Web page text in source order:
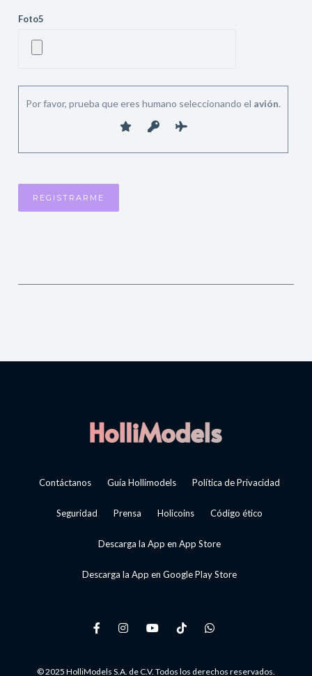
Foto5
Por favor, prueba que eres humano seleccionando el avión.
Contáctanos Guía Hollimodels Política de Privacidad
Seguridad Prensa Holicoins Código ético
Descarga la App en App Store
Descarga la App en Google Play Store
© 2025 HolliModels S.A. de C.V. Todos los derechos reservados.